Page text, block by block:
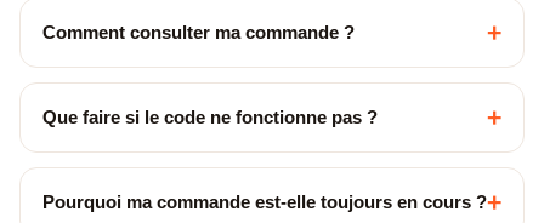
Comment consulter ma commande ? +
Que faire si le code ne fonctionne pas ? +
Pourquoi ma commande est-elle toujours en cours ?+